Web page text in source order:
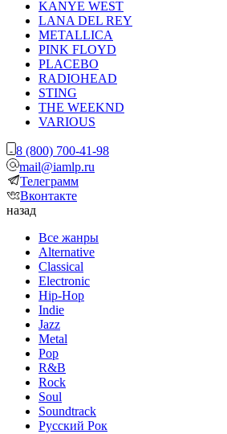
KANYE WEST
LANA DEL REY
METALLICA
PINK FLOYD
PLACEBO
RADIOHEAD
STING
THE WEEKND
VARIOUS
8 (800) 700-41-98
mail@iamlp.ru
Телеграмм
Вконтакте
назад
Все жанры
Alternative
Classical
Electronic
Hip-Hop
Indie
Jazz
Metal
Pop
R&B
Rock
Soul
Soundtrack
Русский Рок